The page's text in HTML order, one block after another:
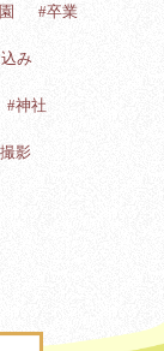
#卒業
み
#神社
影